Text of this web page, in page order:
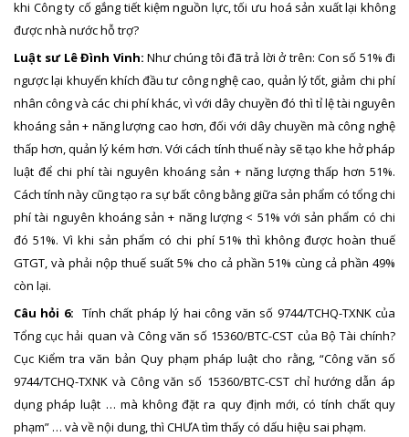
khi Công ty cố gắng tiết kiệm nguồn lực, tối ưu hoá sản xuất lại không
được nhà nước hỗ trợ?
Luật sư Lê Đình Vinh: Như chúng tôi đã trả lời ở trên: Con số 51% đi
ngược lại khuyến khích đầu tư công nghệ cao, quản lý tốt, giảm chi phí
nhân công và các chi phí khác, vì với dây chuyền đó thì tỉ lệ tài nguyên
khoáng sản + năng lượng cao hơn, đối với dây chuyền mà công nghệ
thấp hơn, quản lý kém hơn. Với cách tính thuế này sẽ tạo khe hở pháp
luật để chi phí tài nguyên khoáng sản + năng lượng thấp hơn 51%.
Cách tính này cũng tạo ra sự bất công bằng giữa sản phẩm có tổng chi
phí tài nguyên khoáng sản + năng lượng < 51% với sản phẩm có chi
đó 51%. Vì khi sản phẩm có chi phí 51% thì không được hoàn thuế
GTGT, và phải nộp thuế suất 5% cho cả phần 51% cùng cả phần 49%
còn lại.
Câu hỏi 6: Tính chất pháp lý hai công văn số 9744/TCHQ-TXNK của
Tổng cục hải quan và Công văn số 15360/BTC-CST của Bộ Tài chính?
Cục Kiểm tra văn bản Quy phạm pháp luật cho rằng, “Công văn số
9744/TCHQ-TXNK và Công văn số 15360/BTC-CST chỉ hướng dẫn áp
dụng pháp luật … mà không đặt ra quy định mới, có tính chất quy
phạm” … và về nội dung, thì CHƯA tìm thấy có dấu hiệu sai phạm.